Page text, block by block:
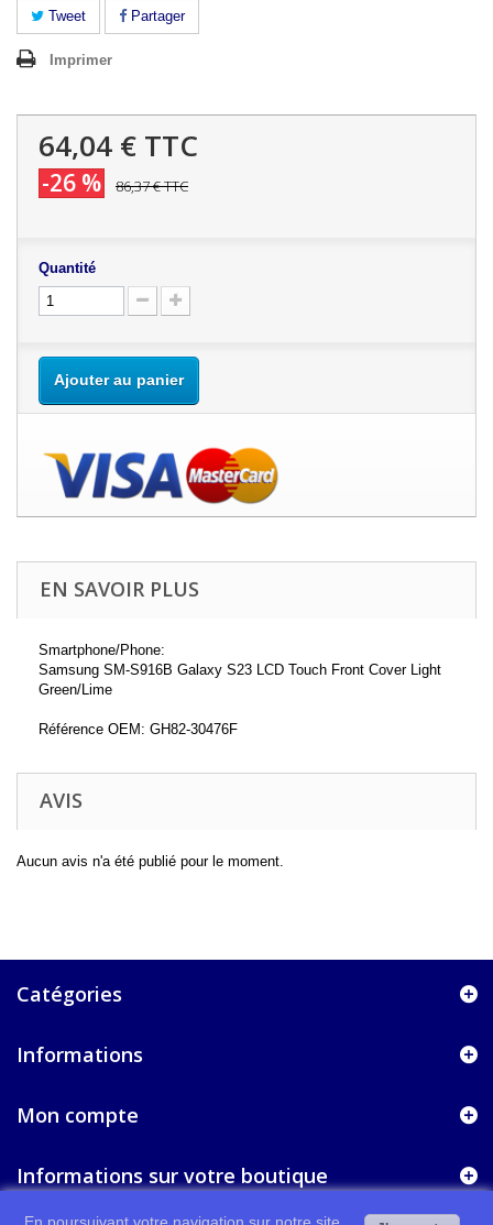
Tweet Partager
Imprimer
64,04 € TTC
-26 % 86,37 €TTC
Quantité
Ajouter au panier
EN SAVOIR PLUS
Smartphone/Phone:
Samsung SM-S916B Galaxy S23 LCD Touch Front Cover Light
Green/Lime
Référence OEM: GH82-30476F
AVIS
Aucun avis n'a été publié pour le moment.
Catégories
Informations
Mon compte
Informations sur votre boutique